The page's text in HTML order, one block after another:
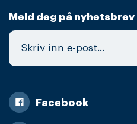
Meld deg på nyhetsbrev
Facebook